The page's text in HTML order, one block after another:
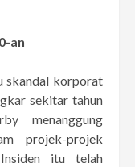
an
skandal korporat
sekitar tahun
menanggung
projek-projek
itu telah